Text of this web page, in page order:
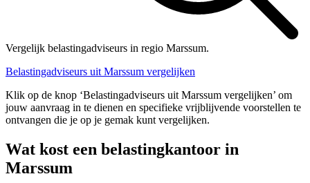
Vergelijk belastingadviseurs in regio Marssum.
Belastingadviseurs uit Marssum vergelijken
Klik op de knop ‘Belastingadviseurs uit Marssum vergelijken’ om
jouw aanvraag in te dienen en specifieke vrijblijvende voorstellen te
ontvangen die je op je gemak kunt vergelijken.
Wat kost een belastingkantoor in
Marssum